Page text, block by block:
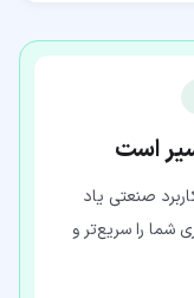
است
صنعتی یاد
شما را سریع‌تر و